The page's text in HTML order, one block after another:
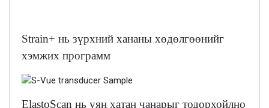
Strain+ нь зүрхний хананы хөдөлгөөнийг
хэмжих программ
ElastoScan нь уян хатан чанарыг тодорхойлно